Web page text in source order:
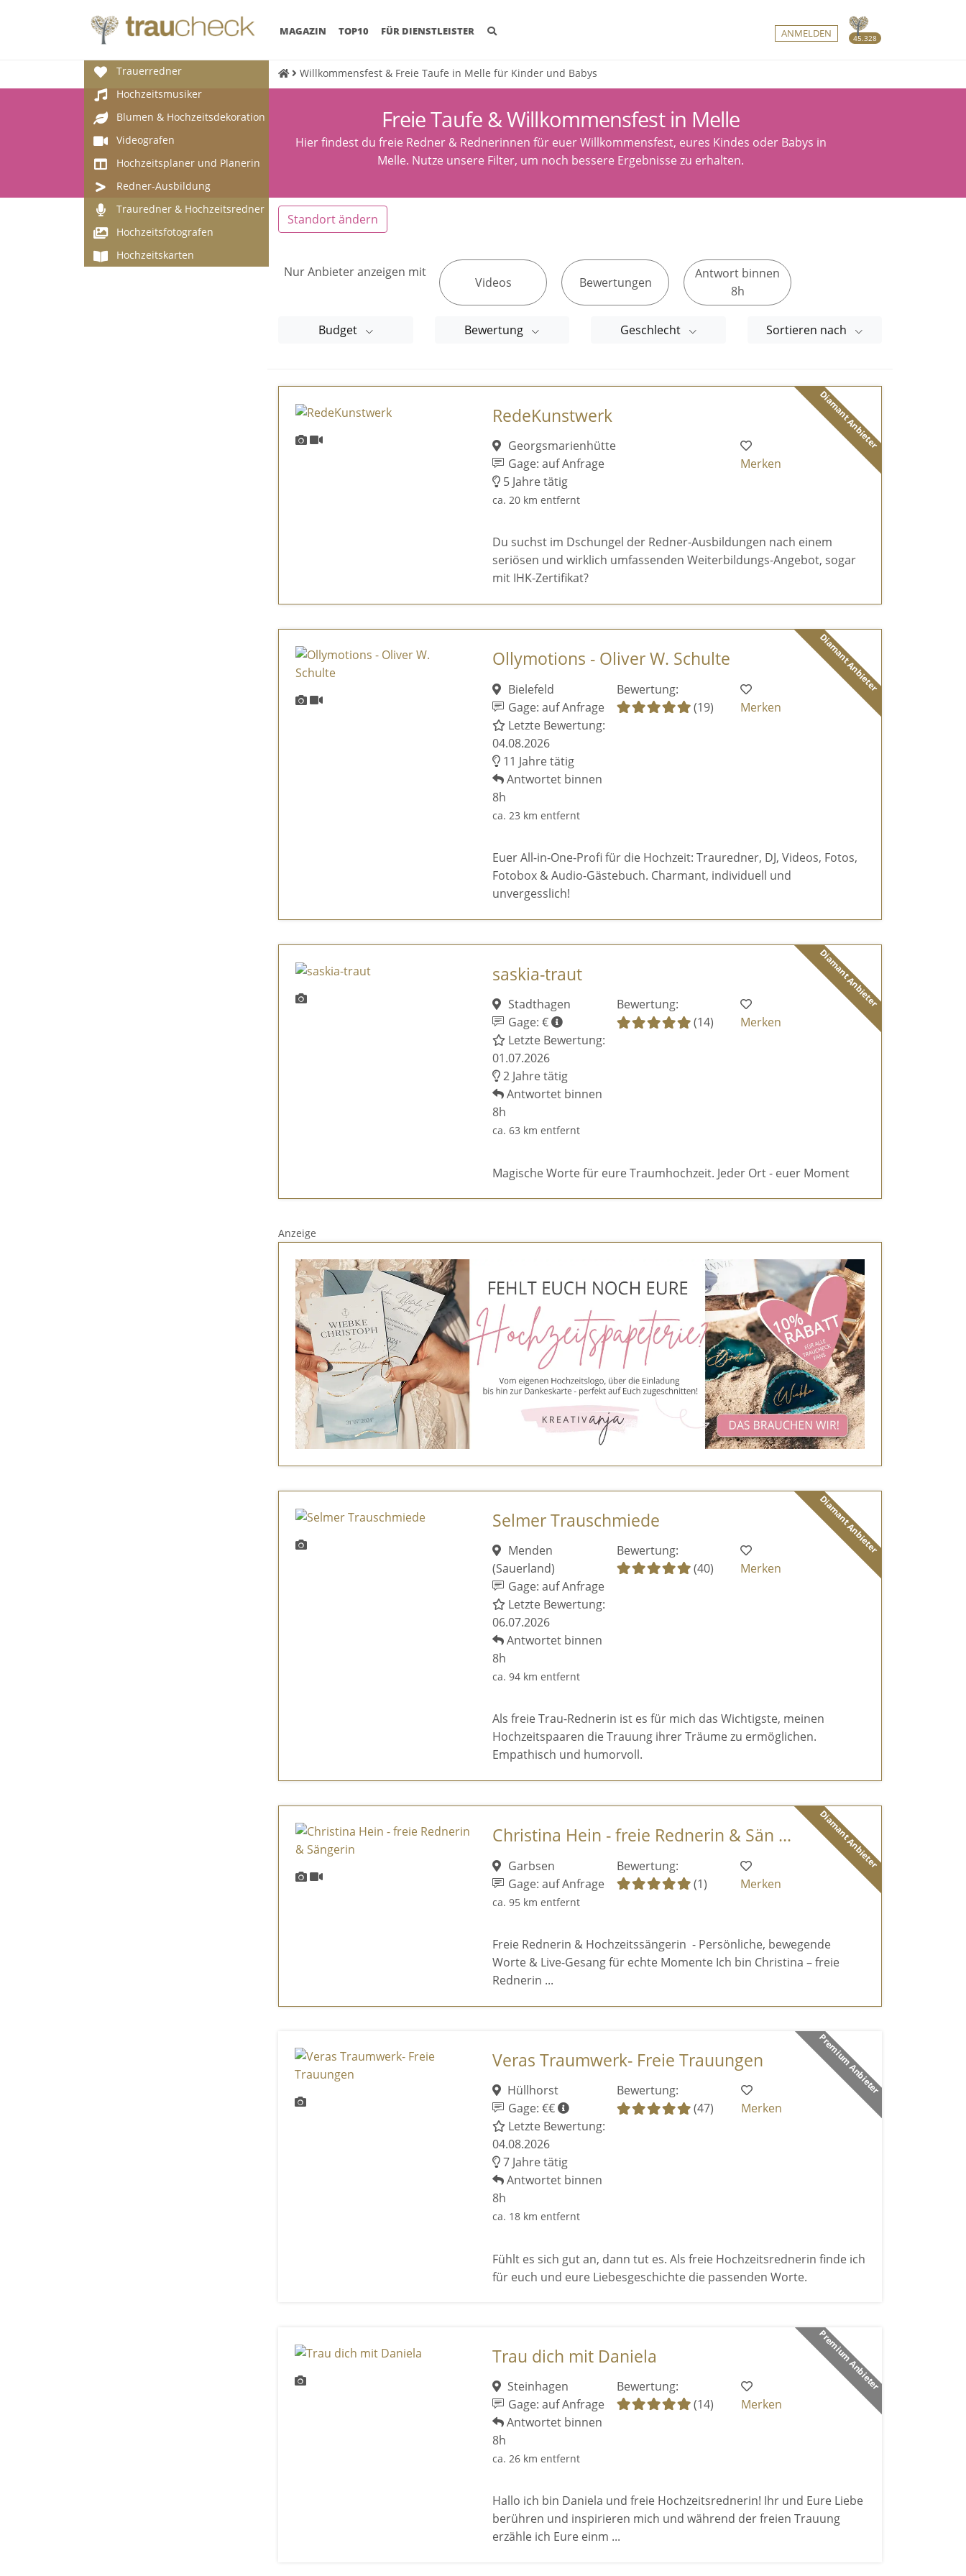
45.328
MAGAZIN (CURRENT)
TOP10 FÜR DIENSTLEISTER ANMELDEN
Trauerredner
Hochzeitsmusiker
Blumen & Hochzeitsdekoration
Videografen
Hochzeitsplaner und Planerin
Redner-Ausbildung
Trauredner & Hochzeitsredner
Hochzeitsfotografen
Hochzeitskarten
Willkommensfest & Freie Taufe in Melle für Kinder und Babys
Freie Taufe & Willkommensfest in Melle
Hier findest du freie Redner & Rednerinnen für euer Willkommensfest, eures Kindes oder Babys in
Melle. Nutze unsere Filter, um noch bessere Ergebnisse zu erhalten.
Standort ändern
Nur Anbieter anzeigen mit
Videos Bewertungen
Antwort binnen
8h
Budget Bewertung Geschlecht Sortieren nach
Diamant Anbieter
RedeKunstwerk
Georgsmarienhütte
Gage: auf Anfrage
5 Jahre tätig
ca. 20 km entfernt
Merken
Du suchst im Dschungel der Redner-Ausbildungen nach einem
seriösen und wirklich umfassenden Weiterbildungs-Angebot, sogar
mit IHK-Zertifikat?
Diamant Anbieter
Ollymotions - Oliver W. Schulte
Bielefeld
Gage: auf Anfrage
Letzte Bewertung:
04.08.2026
11 Jahre tätig
Antwortet binnen
8h
ca. 23 km entfernt
Bewertung:
(19)
Merken
Euer All-in-One-Profi für die Hochzeit: Trauredner, DJ, Videos, Fotos,
Fotobox & Audio-Gästebuch. Charmant, individuell und
unvergesslich!
Diamant Anbieter
saskia-traut
Stadthagen
Gage: €
Letzte Bewertung:
01.07.2026
2 Jahre tätig
Antwortet binnen
8h
ca. 63 km entfernt
Bewertung:
(14)
Merken
Magische Worte für eure Traumhochzeit. Jeder Ort - euer Moment
Anzeige
Diamant Anbieter
Selmer Trauschmiede
Menden
(Sauerland)
Gage: auf Anfrage
Letzte Bewertung:
06.07.2026
Antwortet binnen
8h
ca. 94 km entfernt
Bewertung:
(40)
Merken
Als freie Trau-Rednerin ist es für mich das Wichtigste, meinen
Hochzeitspaaren die Trauung ihrer Träume zu ermöglichen.
Empathisch und humorvoll.
Diamant Anbieter
Christina Hein - freie Rednerin & Sän ...
Garbsen
Gage: auf Anfrage
ca. 95 km entfernt
Bewertung:
(1)
Merken
Freie Rednerin & Hochzeitssängerin - Persönliche, bewegende
Worte & Live-Gesang für echte Momente Ich bin Christina – freie
Rednerin ...
Premium Anbieter
Veras Traumwerk- Freie Trauungen
Hüllhorst
Gage: €€
Letzte Bewertung:
04.08.2026
7 Jahre tätig
Antwortet binnen
8h
ca. 18 km entfernt
Bewertung:
(47)
Merken
Fühlt es sich gut an, dann tut es. Als freie Hochzeitsrednerin finde ich
für euch und eure Liebesgeschichte die passenden Worte.
Premium Anbieter
Trau dich mit Daniela
Steinhagen
Gage: auf Anfrage
Antwortet binnen
8h
ca. 26 km entfernt
Bewertung:
(14)
Merken
Hallo ich bin Daniela und freie Hochzeitsrednerin! Ihr und Eure Liebe
berühren und inspirieren mich und während der freien Trauung
erzähle ich Eure einm ...